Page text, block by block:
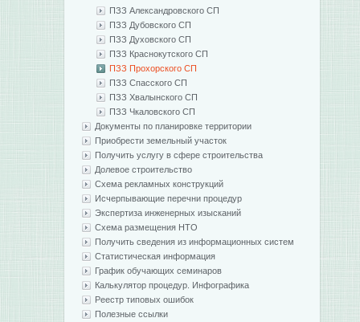
ПЗЗ Александровского СП
ПЗЗ Дубовского СП
ПЗЗ Духовского СП
ПЗЗ Краснокутского СП
ПЗЗ Прохорского СП
ПЗЗ Спасского СП
ПЗЗ Хвалынского СП
ПЗЗ Чкаловского СП
Документы по планировке территории
Приобрести земельный участок
Получить услугу в сфере строительства
Долевое строительство
Схема рекламных конструкций
Исчерпывающие перечни процедур
Экспертиза инженерных изысканий
Схема размещения НТО
Получить сведения из информационных систем
Статистическая информация
График обучающих семинаров
Калькулятор процедур. Инфографика
Реестр типовых ошибок
Полезные ссылки